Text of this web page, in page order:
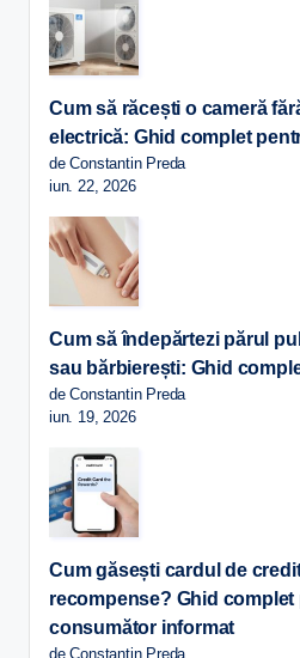
Cum să răcești o cameră
electrică: Ghid complet
de Constantin Preda
iun. 22, 2026
Cum să îndepărtezi părul
sau bărbierești: Ghid
de Constantin Preda
iun. 19, 2026
Cum găsești cardul de
recompense? Ghid complet
consumător informat
de Constantin Preda